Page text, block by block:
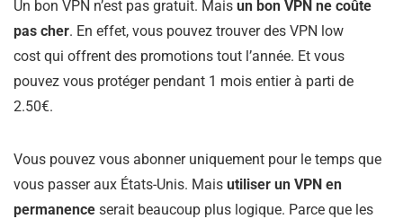
Un bon VPN n’est pas gratuit. Mais un bon VPN ne coûte
pas cher. En effet, vous pouvez trouver des VPN low
cost qui offrent des promotions tout l’année. Et vous
pouvez vous protéger pendant 1 mois entier à parti de
2.50€.
Vous pouvez vous abonner uniquement pour le temps que
vous passer aux États-Unis. Mais utiliser un VPN en
permanence serait beaucoup plus logique. Parce que les